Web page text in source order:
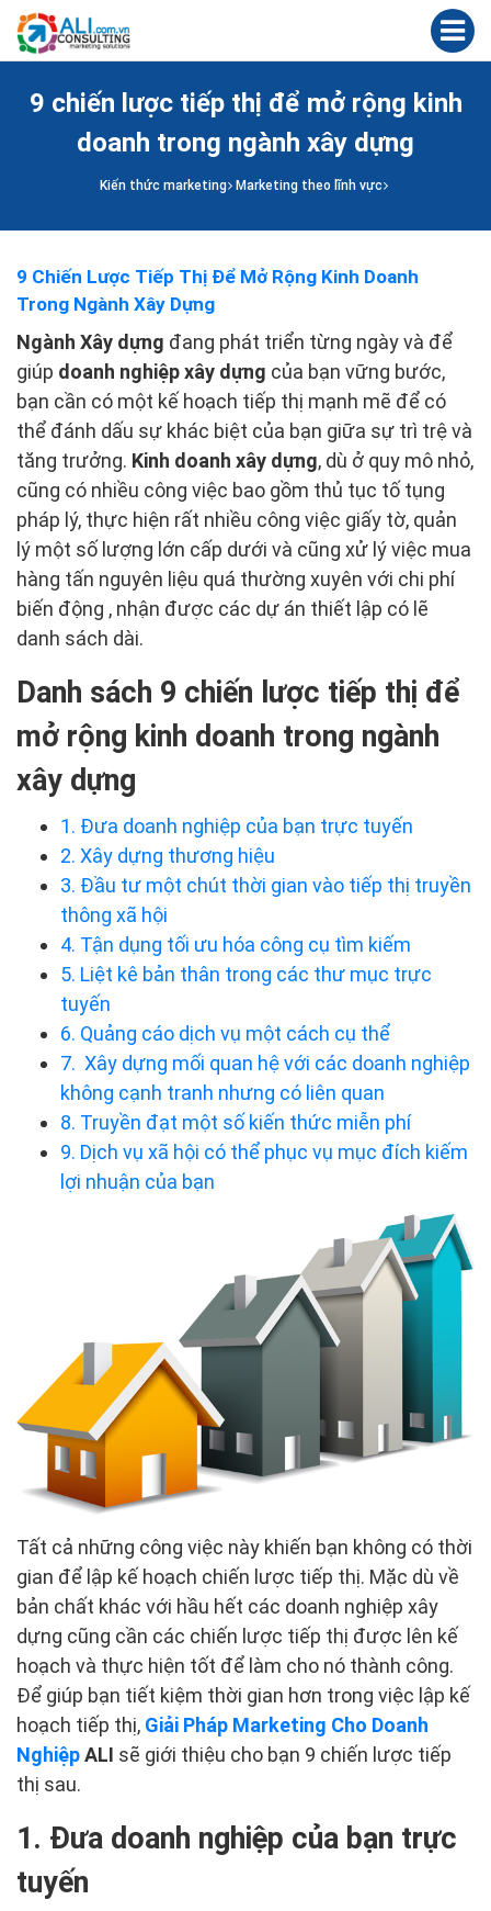
9 chiến lược tiếp thị để mở rộng kinh
doanh trong ngành xây dựng
Kiến thức marketing Marketing theo lĩnh vực
9 Chiến Lược Tiếp Thị Để Mở Rộng Kinh Doanh
Trong Ngành Xây Dựng
Ngành Xây dựng đang phát triển từng ngày và để
giúp doanh nghiệp xây dựng của bạn vững bước,
bạn cần có một kế hoạch tiếp thị mạnh mẽ để có
thể đánh dấu sự khác biệt của bạn giữa sự trì trệ và
tăng trưởng. Kinh doanh xây dựng, dù ở quy mô nhỏ,
cũng có nhiều công việc bao gồm thủ tục tố tụng
pháp lý, thực hiện rất nhiều công việc giấy tờ, quản
lý một số lượng lớn cấp dưới và cũng xử lý việc mua
hàng tấn nguyên liệu quá thường xuyên với chi phí
biến động , nhận được các dự án thiết lập có lẽ
danh sách dài.
Danh sách 9 chiến lược tiếp thị để
mở rộng kinh doanh trong ngành
xây dựng
1. Đưa doanh nghiệp của bạn trực tuyến
2. Xây dựng thương hiệu
3. Đầu tư một chút thời gian vào tiếp thị truyền
thông xã hội
4. Tận dụng tối ưu hóa công cụ tìm kiếm
5. Liệt kê bản thân trong các thư mục trực
tuyến
6. Quảng cáo dịch vụ một cách cụ thể
7. Xây dựng mối quan hệ với các doanh nghiệp
không cạnh tranh nhưng có liên quan
8. Truyền đạt một số kiến thức miễn phí
9. Dịch vụ xã hội có thể phục vụ mục đích kiếm
lợi nhuận của bạn
Tất cả những công việc này khiến bạn không có thời
gian để lập kế hoạch chiến lược tiếp thị. Mặc dù về
bản chất khác với hầu hết các doanh nghiệp xây
dựng cũng cần các chiến lược tiếp thị được lên kế
hoạch và thực hiện tốt để làm cho nó thành công.
Để giúp bạn tiết kiệm thời gian hơn trong việc lập kế
hoạch tiếp thị, Giải Pháp Marketing Cho Doanh
NghiệpALI sẽ giới thiệu cho bạn 9 chiến lược tiếp
thị sau.
1. Đưa doanh nghiệp của bạn trực
tuyến